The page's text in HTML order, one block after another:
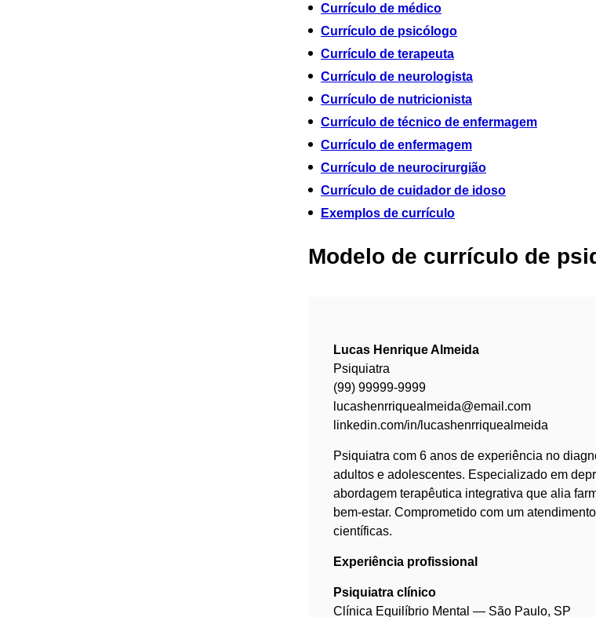
Currículo de médico
Currículo de psicólogo
Currículo de terapeuta
Currículo de neurologista
Currículo de nutricionista
Currículo de técnico de enfermagem
Currículo de enfermagem
Currículo de neurocirurgião
Currículo de cuidador de idoso
Exemplos de currículo
Modelo de currículo de
Lucas Henrique Almeida
Psiquiatra
(99) 99999-9999
lucashenrriquealmeida@email.com
linkedin.com/in/lucashenrriquealmeida
Psiquiatra com 6 anos de experiência no
adultos e adolescentes. Especializado em
abordagem terapêutica integrativa que alia
bem-estar. Comprometido com um
científicas.
Experiência profissional
Psiquiatra clínico
Clínica Equilíbrio Mental — São Paulo, SP